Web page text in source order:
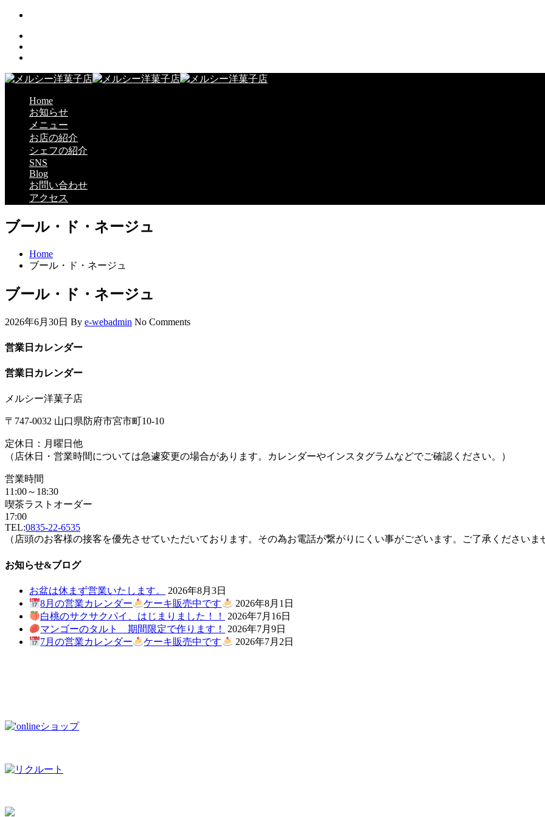
Home
お知らせ
メニュー
お店の紹介
シェフの紹介
SNS
Blog
お問い合わせ
アクセス
ブール・ド・ネージュ
Home
ブール・ド・ネージュ
ブール・ド・ネージュ
2026年6月30日 By e-webadmin No Comments
営業日カレンダー
営業日カレンダー
メルシー洋菓子店
〒747-0032 山口県防府市宮市町10-10
定休日：月曜日他
（店休日・営業時間については急遽変更の場合があります。カレンダーやインスタグラムなどでご確認ください。）
営業時間
11:00～18:30
喫茶ラストオーダー
17:00
TEL:0835-22-6535
（店頭のお客様の接客を優先させていただいております。その為お電話が繋がりにくい事がございます。ご了承くださいま
お知らせ&ブログ
お盆は休まず営業いたします。
2026年8月3日
8月の営業カレンダー
ケーキ販売中です
2026年8月1日
白桃のサクサクパイ、はじまりました！！
2026年7月16日
マンゴーのタルト 期間限定で作ります！
2026年7月9日
7月の営業カレンダー
ケーキ販売中です 2026年7月2日